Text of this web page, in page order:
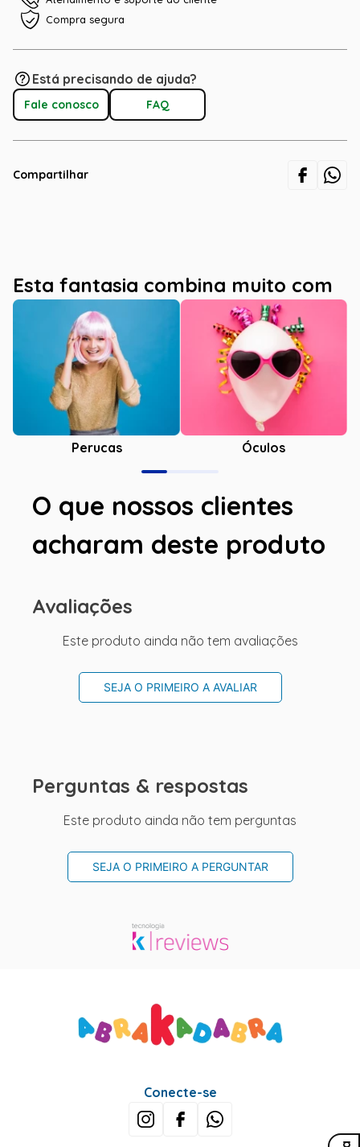
Compra segura
Está precisando de ajuda?
Fale conosco FAQ
Compartilhar
Esta fantasia combina muito com
Perucas Óculos
O que nossos clientes
acharam deste produto
Avaliações
Este produto ainda não tem avaliações
SEJA O PRIMEIRO A AVALIAR
Perguntas & respostas
Este produto ainda não tem perguntas
SEJA O PRIMEIRO A PERGUNTAR
Conecte-se